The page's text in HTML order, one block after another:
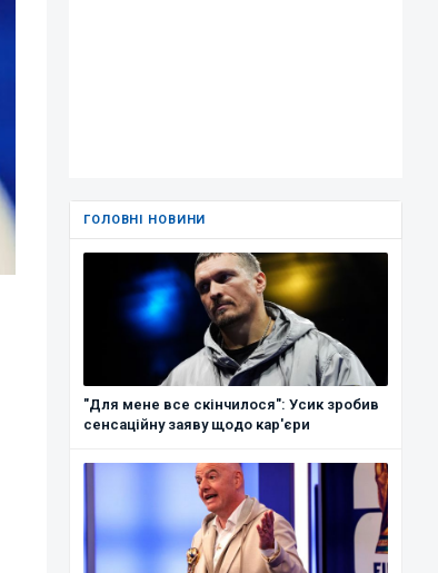
ГОЛОВНІ НОВИНИ
"Для мене все скінчилося": Усик зробив
сенсаційну заяву щодо кар'єри